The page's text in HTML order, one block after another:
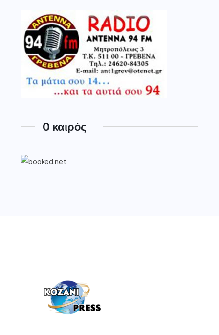
O καιρός